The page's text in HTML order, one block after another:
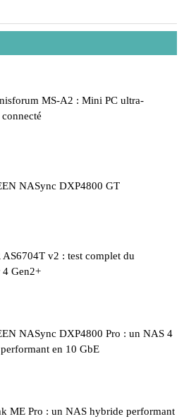
MS-A2 : Mini PC ultra-
NASync DXP4800 GT
AS6704T v2 : test complet du
Gen2+
NASync DXP4800 Pro : un NAS 4
en 10 GbE
ME Pro : un NAS hybride performant